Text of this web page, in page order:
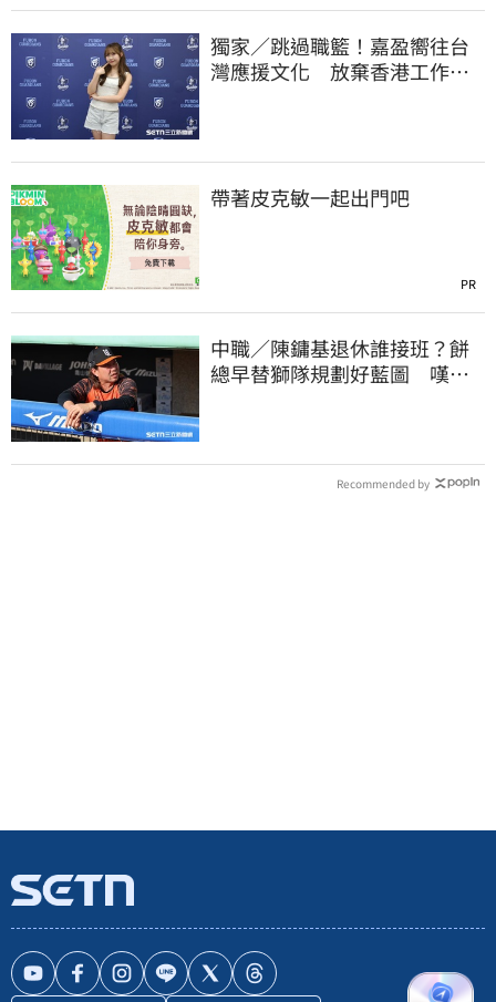
獨家／跳過職籃！嘉盈嚮往台
灣應援文化 放棄香港工作跨
帶著皮克敏一起出門吧
PR
中職／陳鏞基退休誰接班？餅
總早替獅隊規劃好藍圖 嘆新
Recommended by